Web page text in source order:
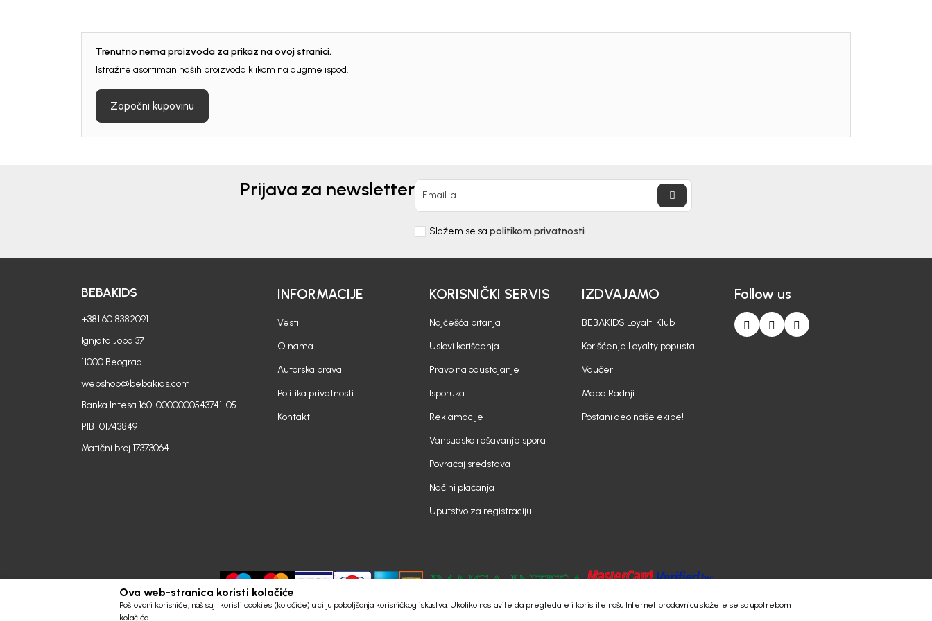
Trenutno nema proizvoda za prikaz na ovoj stranici.
Istražite asortiman naših proizvoda klikom na dugme ispod.
Započni kupovinu
Prijava za newsletter Email-a
Slažem se sa politikom privatnosti
BEBAKIDS
+381 60 8382091
Ignjata Joba 37
11000 Beograd
webshop@bebakids.com
Banka Intesa 160-0000000543741-05
PIB 101743849
Matični broj 17373064
INFORMACIJE
Vesti
O nama
Autorska prava
Politika privatnosti
Kontakt
KORISNIČKI SERVIS
Najčešća pitanja
Uslovi korišćenja
Pravo na odustajanje
Isporuka
Reklamacije
Vansudsko rešavanje spora
Povraćaj sredstava
Načini plaćanja
Uputstvo za registraciju
IZDVAJAMO
BEBAKIDS Loyalti Klub
Korišćenje Loyalty popusta
Vaučeri
Mapa Radnji
Postani deo naše ekipe!
Follow us
Ova web-stranica koristi kolačiće
Poštovani korisniče, naš sajt koristi cookies (kolačiće) u cilju poboljšanja korisničkog iskustva. Ukoliko nastavite da pregledate i koristite našu Internet prodavnicu slažete se sa upotrebom
kolačića.